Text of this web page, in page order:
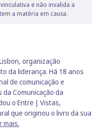
e não invalida a
a matéria em causa.
organização
da liderança. Há 18 anos
de comunicação e
Comunicação da
o Entre | Vistas,
que originou o livro da sua
mais.